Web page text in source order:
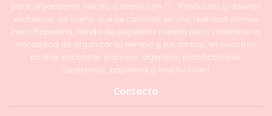
para organizarte. Hecho a mano con ♡ . Productos y diseños
exclusivos, un sueño que se convirtió en una realidad! Somos
Inara Papelería, tienda de papelería creada para satisfacer la
necesidad de organizar tu tiempo y tus tareas, en nosotros
podrás encontrar planners, agendas, planificadores,
cuadernos, papelería y mucho más!!
Contacto